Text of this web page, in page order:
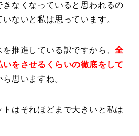
なくなっていると思われるの
ないと私は思っています。
推進している訳ですから、全
をさせるくらいの徹底をして
思いますね。
はそれほどまで大きいと私は